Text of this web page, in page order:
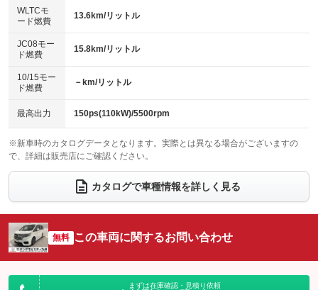
センターデフロック
：装備なし
電動格納ミラー
：装備なし
エアロ
：装備なし
：装備なし
パワーシート
ベンチシート
：装備なし
チップアップシート
：装備なし
：装備なし ：装備なし
ウォークスルー
：装備あり
電動リアゲート フロントカメラ
：装備なし
：装備なし ：装備なし
サイドカメラ
：装備なし ルーフレール
：装備なし
：装備なし
：装備なし
WLTCモ
ード燃費
13.6km/リットル
JC08モー
ド燃費
15.8km/リットル
10/15モー
ド燃費
－km/リットル
最高出力 150ps(110kW)/5500rpm
※新車時のカタログデータとなります。実際とは異なる場合がございますの
で、詳細は販売店にご確認ください。
カタログで車種情報を詳しく見る
無料 この車両に関するお問い合わせ
まずは在庫確認・見積り依頼